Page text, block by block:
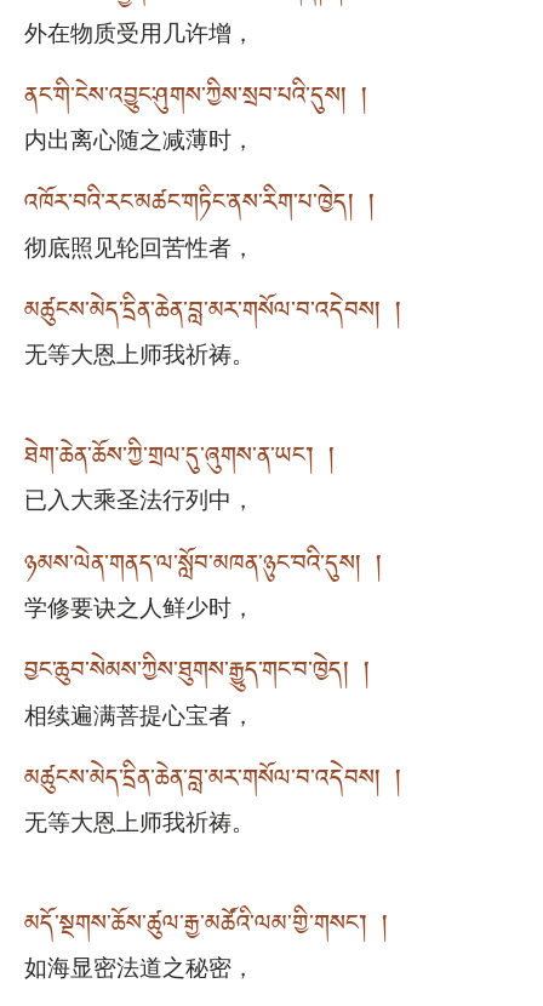
外在物质受用几许增，
ནང་གི་ངེས་འབྱུང་ཤུགས་ཀྱིས་སྲབ་པའི་དུས། །
内出离心随之减薄时，
འཁོར་བའི་རང་མཚང་གཏིང་ནས་རིག་པ་ཁྱེད། །
彻底照见轮回苦性者，
མཚུངས་མེད་དྲིན་ཆེན་བླ་མར་གསོལ་བ་འདེབས། །
无等大恩上师我祈祷。
ཐེག་ཆེན་ཆོས་ཀྱི་གྲལ་དུ་ཞུགས་ན་ཡང་། །
已入大乘圣法行列中，
ཉམས་ལེན་གནད་ལ་སློབ་མཁན་ཉུང་བའི་དུས། །
学修要诀之人鲜少时，
བྱང་ཆུབ་སེམས་ཀྱིས་ཐུགས་རྒྱུད་གང་བ་ཁྱེད། །
相续遍满菩提心宝者，
མཚུངས་མེད་དྲིན་ཆེན་བླ་མར་གསོལ་བ་འདེབས། །
无等大恩上师我祈祷。
མདོ་སྔགས་ཆོས་ཚུལ་རྒྱ་མཚོའི་ལམ་གྱི་གསང་། །
如海显密法道之秘密，